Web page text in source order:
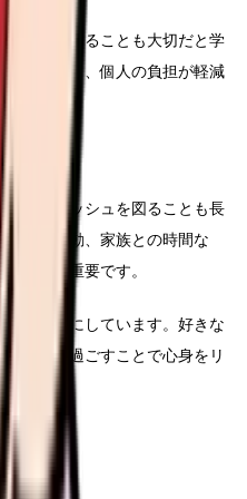
代を依頼することも大切だと学
があると、個人の負担が軽減
のリフレッシュを図ることも長
趣味や運動、家族との時間な
ことが重要です。
ないようにしています。好きな
の中で過ごすことで心身をリ
Kさん）
学習法